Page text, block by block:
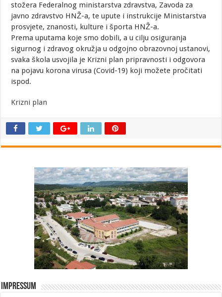
stožera Federalnog ministarstva zdravstva, Zavoda za
javno zdravstvo HNŽ-a, te upute i instrukcije Ministarstva
prosvjete, znanosti, kulture i športa HNŽ-a.
Prema uputama koje smo dobili, a u cilju osiguranja
sigurnog i zdravog okružja u odgojno obrazovnoj ustanovi,
svaka škola usvojila je Krizni plan pripravnosti i odgovora
na pojavu korona virusa (Covid-19) koji možete pročitati
ispod.
Krizni plan
Impressum